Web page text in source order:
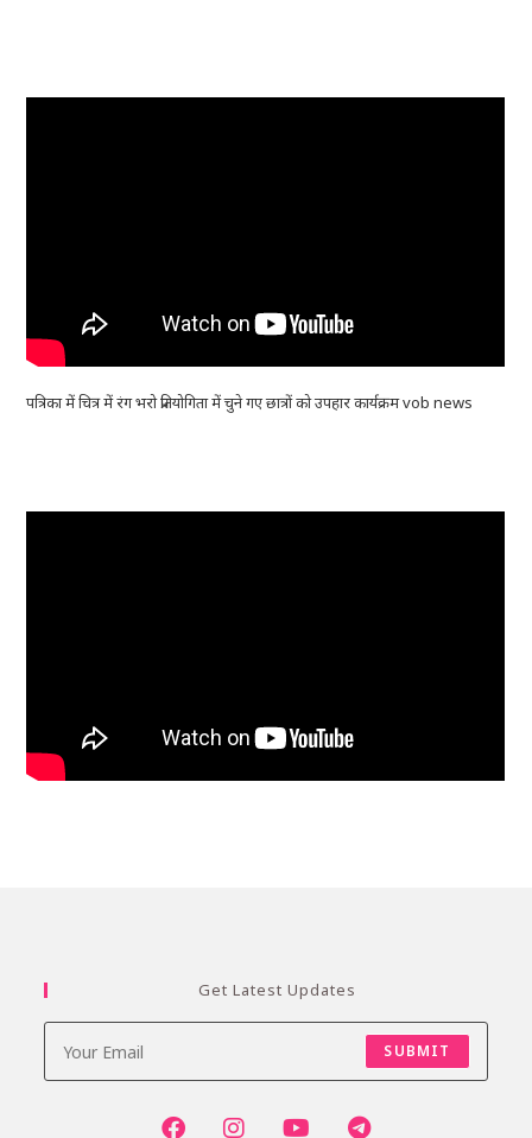
पत्रिका में चित्र में रंग भरो प्रतियोगिता में चुने गए छात्रों को उपहार कार्यक्रम vob news
Get Latest Updates
SUBMIT